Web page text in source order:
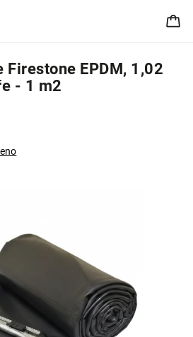
EPDM, 1,02
- 1 m2